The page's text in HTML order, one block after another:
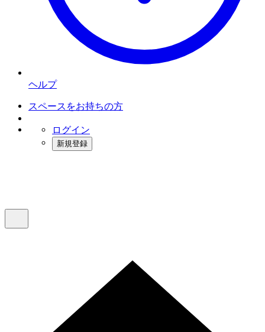
ヘルプ
スペースをお持ちの方
ログイン
新規登録